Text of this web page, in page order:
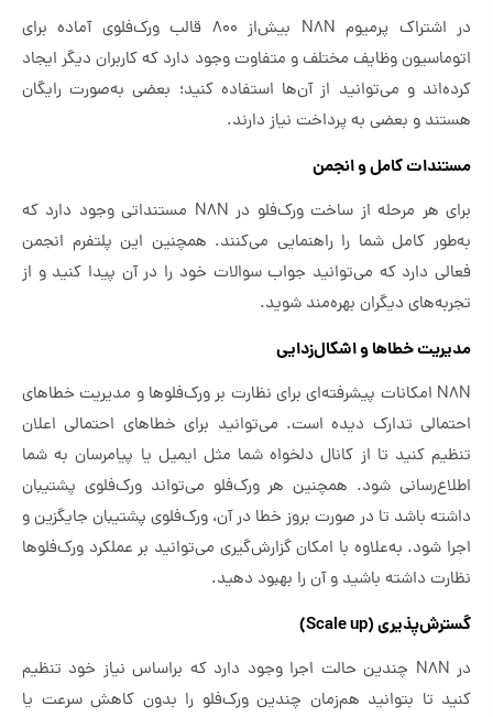
در اشتراک پرمیوم N8N بیش‌از ۸۰۰ قالب ورک‌فلوی آماده برای
اتوماسیون وظایف مختلف و متفاوت وجود دارد که کاربران دیگر ایجاد
کرده‌اند و می‌توانید از آن‌ها استفاده کنید؛ بعضی به‌صورت رایگان
هستند و بعضی به پرداخت نیاز دارند.
مستندات کامل و انجمن
برای هر مرحله از ساخت ورک‌فلو در N8N مستنداتی وجود دارد که
به‌طور کامل شما را راهنمایی می‌کنند. همچنین این پلتفرم انجمن
فعالی دارد که می‌توانید جواب سوالات خود را در آن پیدا کنید و از
تجربه‌های دیگران بهره‌مند شوید.
مدیریت خطاها و اشکال‌زدایی
N8N امکانات پیشرفته‌ای برای نظارت بر ورک‌فلوها و مدیریت خطاهای
احتمالی تدارک دیده است. می‌توانید برای خطاهای احتمالی اعلان
تنظیم کنید تا از کانال دلخواه شما مثل ایمیل یا پیامرسان به شما
اطلاع‌رسانی شود. همچنین هر ورک‌فلو می‌تواند ورک‌فلوی پشتیبان
داشته باشد تا در صورت بروز خطا در آن، ورک‌فلوی پشتیبان جایگزین و
اجرا شود. به‌علاوه با امکان گزارش‌گیری می‌توانید بر عملکرد ورک‌فلوها
نظارت داشته باشید و آن را بهبود دهید.
گسترش‌پذیری (Scale up)
در N8N چندین حالت اجرا وجود دارد که براساس نیاز خود تنظیم
کنید تا بتوانید هم‌زمان چندین ورک‌فلو را بدون کاهش سرعت یا